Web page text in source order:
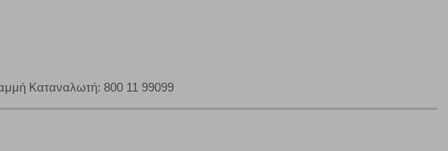
Καταναλωτή: 800 11 99099